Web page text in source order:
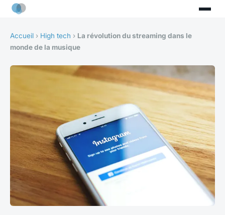
Accueil › High tech › La révolution du streaming dans le
monde de la musique